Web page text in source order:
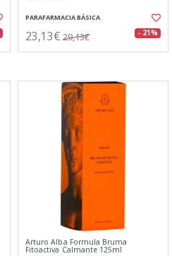
PARAFARMACIA BÁSICA
23,13€ 29,13€ - 21%
Arturo Alba Formula Bruma
Fitoactiva Calmante 125ml